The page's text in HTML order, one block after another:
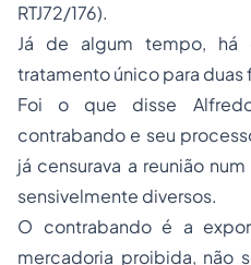
RTJ72/176).
Já de algum tempo, há
tratamento único para duas
Foi o que disse
contrabando e seu
já censurava a reunião
sensivelmente diversos.
O contrabando é a
mercadoria proibida, não